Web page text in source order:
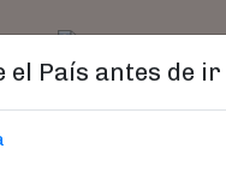
el País antes de
De